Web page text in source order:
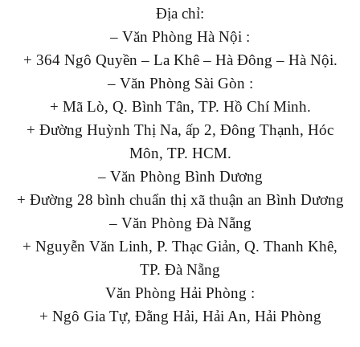
Địa chỉ:
– Văn Phòng Hà Nội :
+ 364 Ngô Quyền – La Khê – Hà Đông – Hà Nội.
– Văn Phòng Sài Gòn :
+ Mã Lò, Q. Bình Tân, TP. Hồ Chí Minh.
+ Đường Huỳnh Thị Na, ấp 2, Đông Thạnh, Hóc
Môn, TP. HCM.
– Văn Phòng Bình Dương
+ Đường 28 bình chuẩn thị xã thuận an Bình Dương
– Văn Phòng Đà Nẵng
+ Nguyễn Văn Linh, P. Thạc Giản, Q. Thanh Khê,
TP. Đà Nẵng
Văn Phòng Hải Phòng :
+ Ngô Gia Tự, Đằng Hải, Hải An, Hải Phòng